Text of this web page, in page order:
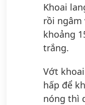
Khoai
rồi ngâm
khoảng
trắng.
Vớt
hấp để
nóng thì